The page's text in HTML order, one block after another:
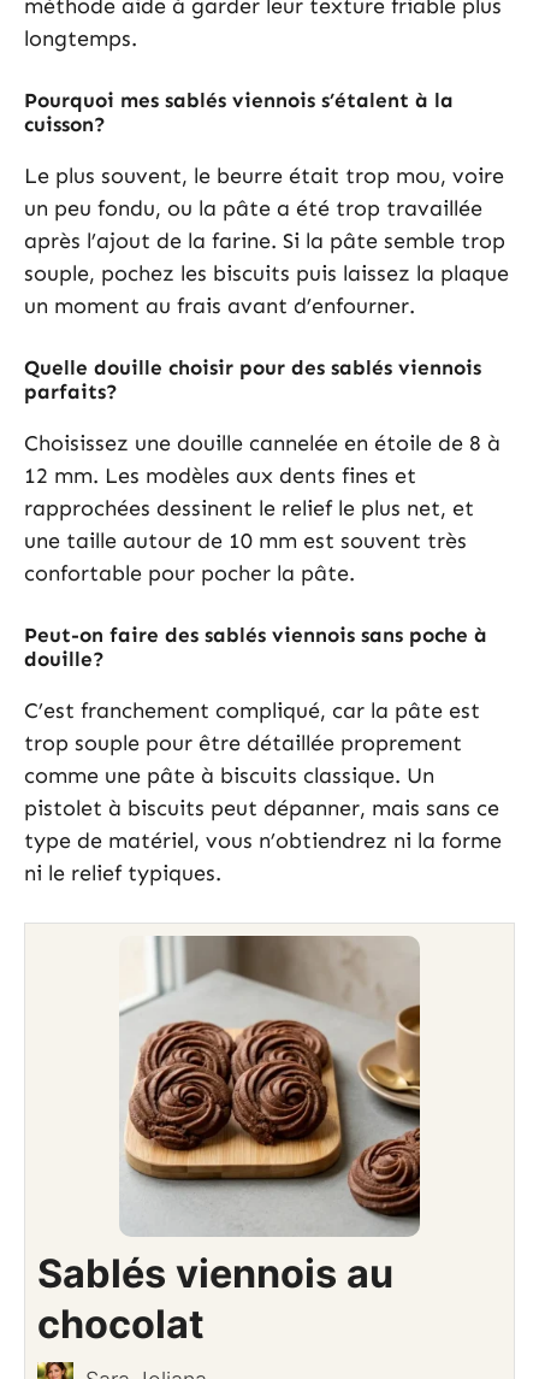
méthode aide à garder leur texture friable plus
longtemps.
Pourquoi mes sablés viennois s’étalent à la
cuisson?
Le plus souvent, le beurre était trop mou, voire
un peu fondu, ou la pâte a été trop travaillée
après l’ajout de la farine. Si la pâte semble trop
souple, pochez les biscuits puis laissez la plaque
un moment au frais avant d’enfourner.
Quelle douille choisir pour des sablés viennois
parfaits?
Choisissez une douille cannelée en étoile de 8 à
12 mm. Les modèles aux dents fines et
rapprochées dessinent le relief le plus net, et
une taille autour de 10 mm est souvent très
confortable pour pocher la pâte.
Peut-on faire des sablés viennois sans poche à
douille?
C’est franchement compliqué, car la pâte est
trop souple pour être détaillée proprement
comme une pâte à biscuits classique. Un
pistolet à biscuits peut dépanner, mais sans ce
type de matériel, vous n’obtiendrez ni la forme
ni le relief typiques.
Sablés viennois au
chocolat